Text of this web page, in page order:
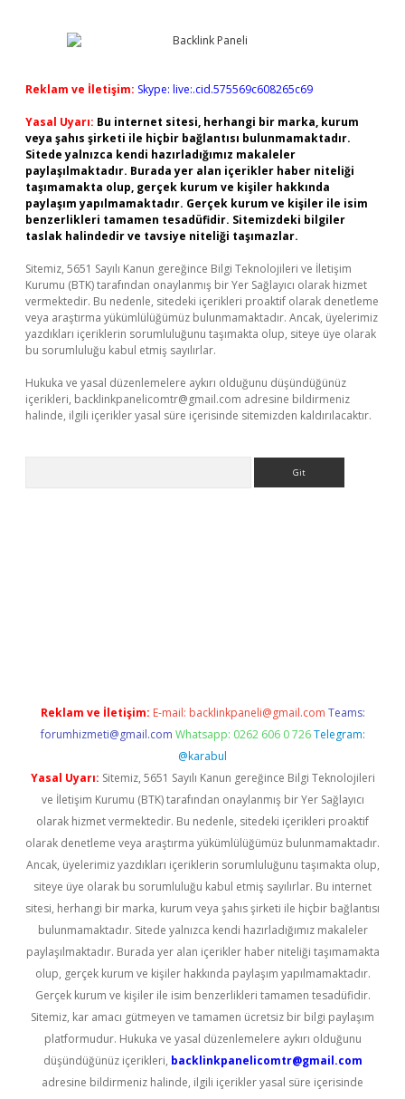
Reklam ve İletişim: Skype: live:.cid.575569c608265c69
Yasal Uyarı: Bu internet sitesi, herhangi bir marka, kurum
veya şahıs şirketi ile hiçbir bağlantısı bulunmamaktadır.
Sitede yalnızca kendi hazırladığımız makaleler
paylaşılmaktadır. Burada yer alan içerikler haber niteliği
taşımamakta olup, gerçek kurum ve kişiler hakkında
paylaşım yapılmamaktadır. Gerçek kurum ve kişiler ile isim
benzerlikleri tamamen tesadüfidir. Sitemizdeki bilgiler
taslak halindedir ve tavsiye niteliği taşımazlar.
Sitemiz, 5651 Sayılı Kanun gereğince Bilgi Teknolojileri ve İletişim
Kurumu (BTK) tarafından onaylanmış bir Yer Sağlayıcı olarak hizmet
vermektedir. Bu nedenle, sitedeki içerikleri proaktif olarak denetleme
veya araştırma yükümlülüğümüz bulunmamaktadır. Ancak, üyelerimiz
yazdıkları içeriklerin sorumluluğunu taşımakta olup, siteye üye olarak
bu sorumluluğu kabul etmiş sayılırlar.
Hukuka ve yasal düzenlemelere aykırı olduğunu düşündüğünüz
içerikleri, backlinkpanelicomtr@gmail.com adresine bildirmeniz
halinde, ilgili içerikler yasal süre içerisinde sitemizden kaldırılacaktır.
Reklam ve İletişim: E-mail: backlinkpaneli@gmail.com Teams:
forumhizmeti@gmail.com Whatsapp: 0262 606 0 726 Telegram:
@karabul
Yasal Uyarı: Sitemiz, 5651 Sayılı Kanun gereğince Bilgi Teknolojileri
ve İletişim Kurumu (BTK) tarafından onaylanmış bir Yer Sağlayıcı
olarak hizmet vermektedir. Bu nedenle, sitedeki içerikleri proaktif
olarak denetleme veya araştırma yükümlülüğümüz bulunmamaktadır.
Ancak, üyelerimiz yazdıkları içeriklerin sorumluluğunu taşımakta olup,
siteye üye olarak bu sorumluluğu kabul etmiş sayılırlar. Bu internet
sitesi, herhangi bir marka, kurum veya şahıs şirketi ile hiçbir bağlantısı
bulunmamaktadır. Sitede yalnızca kendi hazırladığımız makaleler
paylaşılmaktadır. Burada yer alan içerikler haber niteliği taşımamakta
olup, gerçek kurum ve kişiler hakkında paylaşım yapılmamaktadır.
Gerçek kurum ve kişiler ile isim benzerlikleri tamamen tesadüfidir.
Sitemiz, kar amacı gütmeyen ve tamamen ücretsiz bir bilgi paylaşım
platformudur. Hukuka ve yasal düzenlemelere aykırı olduğunu
düşündüğünüz içerikleri, backlinkpanelicomtr@gmail.com
adresine bildirmeniz halinde, ilgili içerikler yasal süre içerisinde